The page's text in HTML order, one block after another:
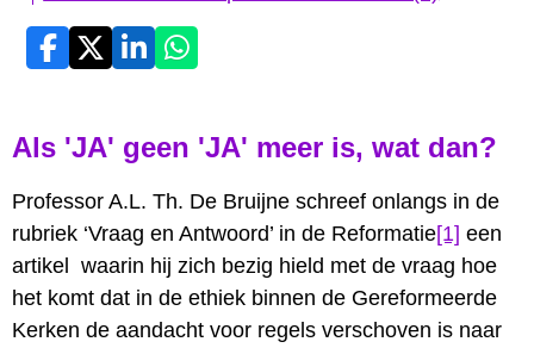
Als 'JA' geen 'JA' meer is, wat dan?
Professor A.L. Th. De Bruijne schreef onlangs in de
rubriek ‘Vraag en Antwoord’ in de Reformatie[1] een
artikel waarin hij zich bezig hield met de vraag hoe
het komt dat in de ethiek binnen de Gereformeerde
Kerken de aandacht voor regels verschoven is naar